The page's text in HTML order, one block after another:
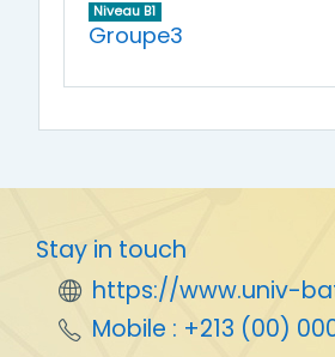
Niveau B1
Groupe3
Stay in touch
https://www.univ-
Mobile : +213 (00)